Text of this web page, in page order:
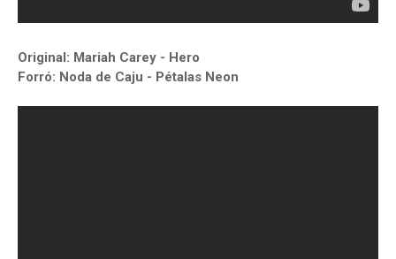
Original: Mariah Carey - Hero
Forró: Noda de Caju - Pétalas Neon